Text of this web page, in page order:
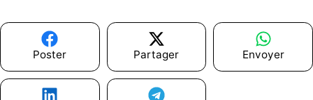
Poster Partager Envoyer